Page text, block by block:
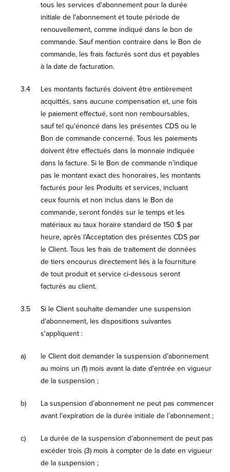
tous les services d'abonnement pour la durée
initiale de l'abonnement et toute période de
renouvellement, comme indiqué dans le bon de
commande. Sauf mention contraire dans le Bon de
commande, les frais facturés sont dus et payables
à la date de facturation.
3.4
Les montants facturés doivent être entièrement
acquittés, sans aucune compensation et, une fois
le paiement effectué, sont non remboursables,
sauf tel qu'énoncé dans les présentes CDS ou le
Bon de commande concerné. Tous les paiements
doivent être effectués dans la monnaie indiquée
dans la facture. Si le Bon de commande n’indique
pas le montant exact des honoraires, les montants
facturés pour les Produits et services, incluant
ceux fournis et non inclus dans le Bon de
commande, seront fondés sur le temps et les
matériaux au taux horaire standard de 150 $ par
heure, après l’Acceptation des présentes CDS par
le Client. Tous les frais de traitement de données
de tiers encourus directement liés à la fourniture
de tout produit et service ci-dessous seront
facturés au client.
3.5
Si le Client souhaite demander une suspension
d'abonnement, les dispositions suivantes
s'appliquent :
a)
le Client doit demander la suspension d’abonnement
au moins un (1) mois avant la date d'entrée en vigueur
de la suspension ;
b)
La suspension d’abonnement ne peut pas commencer
avant l’expiration de la durée initiale de l’abonnement ;
c)
La durée de la suspension d’abonnement de peut pas
excéder trois (3) mois à compter de la date en vigueur
de la suspension ;